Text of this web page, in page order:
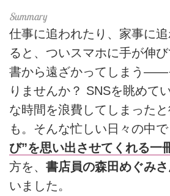
仕事に追われたり、家事に
ると、ついスマホに手が伸
書から遠ざかってしまう——
りませんか？ SNSを眺めて
な時間を浪費してしまった
も。そんな忙しい日々の中で
び”を思い出させてくれる一
方を、 書店員の森田めぐみ
いました。